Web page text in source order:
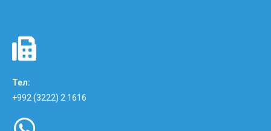
Тел:
+992 (3222) 2 1616